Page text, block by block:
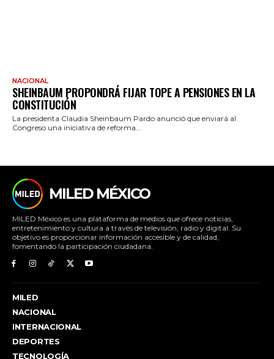
NACIONAL
SHEINBAUM PROPONDRÁ FIJAR TOPE A PENSIONES EN LA
CONSTITUCIÓN
La presidenta Claudia Sheinbaum Pardo anunció que enviará al
Congreso una iniciativa de reforma...
MILED MÉXICO
MILED México es una plataforma de medios que ofrece noticias,
entretenimiento y cultura a través de televisión, radio y digital. Su
objetivo es proporcionar información accesible y de calidad,
fomentando la participación ciudadana.
MILED
NACIONAL
INTERNACIONAL
DEPORTES
TECNOLOGÍA